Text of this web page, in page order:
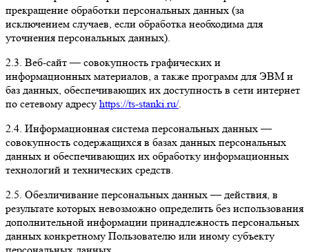
прекращение обработки персональных данных (за
исключением случаев, если обработка необходима для
уточнения персональных данных).
2.3. Веб-сайт — совокупность графических и
информационных материалов, а также программ для ЭВМ и
баз данных, обеспечивающих их доступность в сети интернет
по сетевому адресу https://ts-stanki.ru/.
2.4. Информационная система персональных данных —
совокупность содержащихся в базах данных персональных
данных и обеспечивающих их обработку информационных
технологий и технических средств.
2.5. Обезличивание персональных данных — действия, в
результате которых невозможно определить без использования
дополнительной информации принадлежность персональных
данных конкретному Пользователю или иному субъекту
персональных данных.